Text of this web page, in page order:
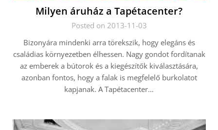
Milyen áruház a Tapétacenter?
Posted on 2013-11-03
Bizonyára mindenki arra törekszik, hogy elegáns és
családias környezetben élhessen. Nagy gondot fordítanak
az emberek a bútorok és a kiegészítők kiválasztására,
azonban fontos, hogy a falak is megfelelő burkolatot
kapjanak. A Tapétacenter…